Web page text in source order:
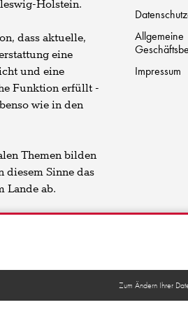
Holstein.
dass aktuelle,
eine
und eine
Funktion erfüllt -
wie in den
Themen bilden
Sinne das
Lande ab.
Allgemeine
Impressum
Zum Ändern Ihrer